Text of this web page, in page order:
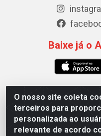
O nosso site coleta
terceiros para
personalizada ao
relevante de acordo
Baixe já o
Polybalas - Rua João
Ernesto Geisel, João